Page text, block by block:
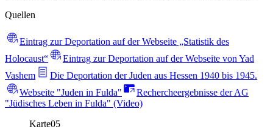
Quellen
Eintrag zur Deportation auf der Webseite „Statistik des
Holocaust“
Eintrag zur Deportation auf der Webseite von Yad
Vashem
Die Deportation der Juden aus Hessen 1940 bis 1945.
Webseite "Juden in Fulda"
Rechercheergebnisse der AG
"Jüdisches Leben in Fulda" (Video)
Karte05